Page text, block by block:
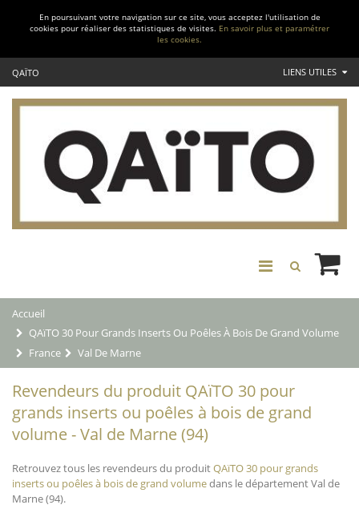
En poursuivant votre navigation sur ce site, vous acceptez l'utilisation de
cookies pour réaliser des statistiques de visites. En savoir plus et paramétrer
les cookies.
QAÏTO LIENS UTILES
Accueil
QAïTO 30 Pour Grands Inserts Ou Poêles À Bois De Grand Volume
France
Val De Marne
Revendeurs du produit QAïTO 30 pour
grands inserts ou poêles à bois de grand
volume - Val de Marne (94)
Retrouvez tous les revendeurs du produitQAïTO 30 pour grands
inserts ou poêles à bois de grand volumedans le département Val de
Marne (94).